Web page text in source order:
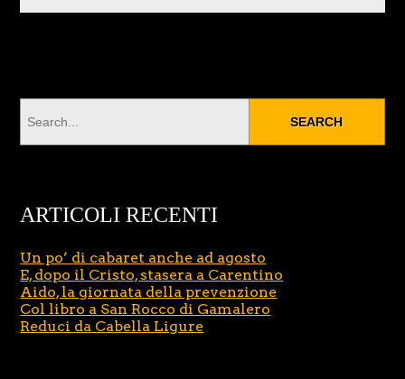
ARTICOLI RECENTI
Un po’ di cabaret anche ad agosto
E, dopo il Cristo, stasera a Carentino
Aido, la giornata della prevenzione
Col libro a San Rocco di Gamalero
Reduci da Cabella Ligure